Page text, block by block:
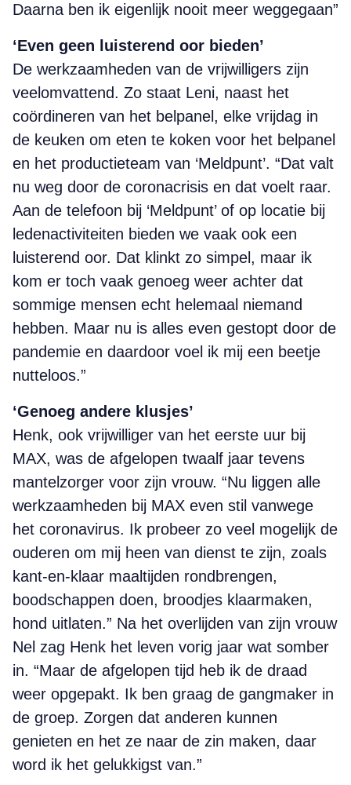
Daarna ben ik eigenlijk nooit meer weggegaan”
‘Even geen luisterend oor bieden’
De werkzaamheden van de vrijwilligers zijn
veelomvattend. Zo staat Leni, naast het
coördineren van het belpanel, elke vrijdag in
de keuken om eten te koken voor het belpanel
en het productieteam van ‘Meldpunt’. “Dat valt
nu weg door de coronacrisis en dat voelt raar.
Aan de telefoon bij ‘Meldpunt’ of op locatie bij
ledenactiviteiten bieden we vaak ook een
luisterend oor. Dat klinkt zo simpel, maar ik
kom er toch vaak genoeg weer achter dat
sommige mensen echt helemaal niemand
hebben. Maar nu is alles even gestopt door de
pandemie en daardoor voel ik mij een beetje
nutteloos.”
‘Genoeg andere klusjes’
Henk, ook vrijwilliger van het eerste uur bij
MAX, was de afgelopen twaalf jaar tevens
mantelzorger voor zijn vrouw. “Nu liggen alle
werkzaamheden bij MAX even stil vanwege
het coronavirus. Ik probeer zo veel mogelijk de
ouderen om mij heen van dienst te zijn, zoals
kant-en-klaar maaltijden rondbrengen,
boodschappen doen, broodjes klaarmaken,
hond uitlaten.” Na het overlijden van zijn vrouw
Nel zag Henk het leven vorig jaar wat somber
in. “Maar de afgelopen tijd heb ik de draad
weer opgepakt. Ik ben graag de gangmaker in
de groep. Zorgen dat anderen kunnen
genieten en het ze naar de zin maken, daar
word ik het gelukkigst van.”